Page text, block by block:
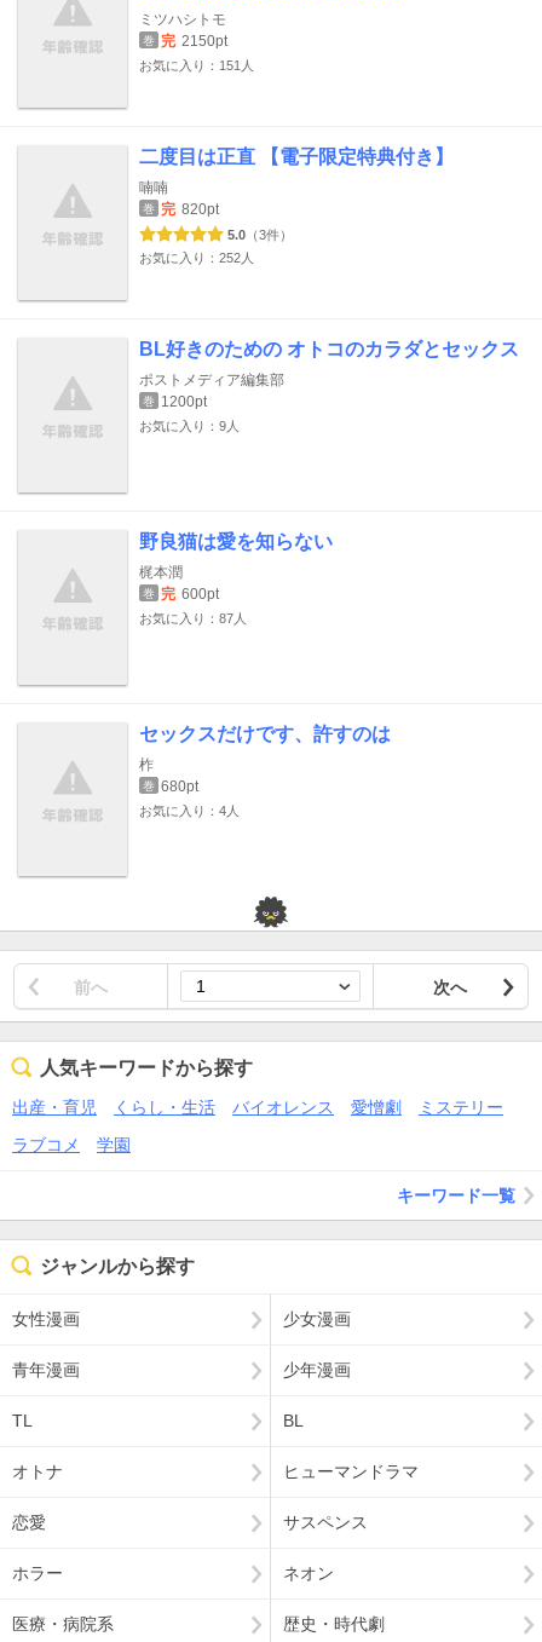
ミツハシトモ
巻 完 2150pt
お気に入り：151人
二度目は正直 【電子限定特典付き】
喃喃
巻 完 820pt
5.0 （3件）
お気に入り：252人
BL好きのための オトコのカラダとセックス
ポストメディア編集部
巻 1200pt
お気に入り：9人
野良猫は愛を知らない
梶本潤
巻 完 600pt
お気に入り：87人
セックスだけです、許すのは
柞
巻 680pt
お気に入り：4人
前へ 次へ
人気キーワードから探す
出産・育児 くらし・生活 バイオレンス 愛憎劇
ミステリー
ラブコメ
学園
キーワード一覧
ジャンルから探す
女性漫画 少女漫画
青年漫画 少年漫画
TL BL
オトナ ヒューマンドラマ
恋愛 サスペンス
ホラー ネオン
医療・病院系 歴史・時代劇